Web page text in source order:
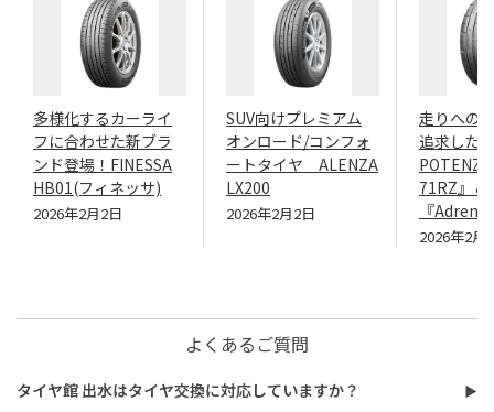
多様化するカーライ
フに合わせた新ブラ
ンド登場！FINESSA
HB01(フィネッサ)
2026年2月2日
SUV向けプレミアム
オンロード/コンフォ
ートタイヤ ALENZA
LX200
2026年2月2日
走りへの
追求した
71RZ』＆
『
2026年2月
よくあるご質問
タイヤ館 出水はタイヤ交換に対応していますか？